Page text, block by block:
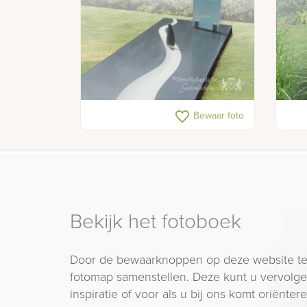
Gedenkteken met zeilboot op
favorite_border Bewaar foto
Bekijk het fotoboek
Door de bewaarknoppen op deze website
fotomap samenstellen. Deze kunt u
inspiratie of voor als u bij ons komt